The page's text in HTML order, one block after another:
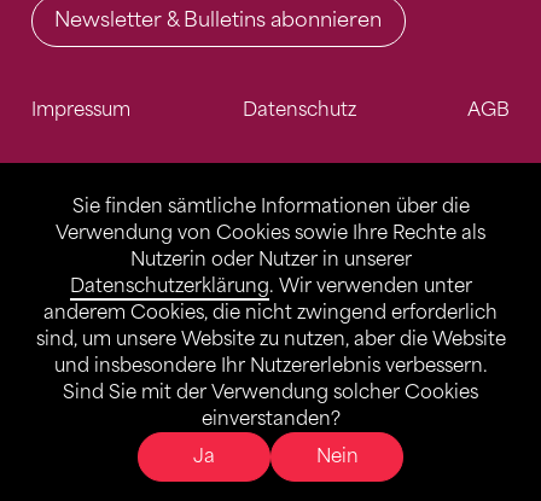
Sie finden sämtliche Informationen über die
Verwendung von Cookies sowie Ihre Rechte als
Nutzerin oder Nutzer in unserer
Datenschutzerklärung. Wir verwenden unter
anderem Cookies, die nicht zwingend erforderlich
sind, um unsere Website zu nutzen, aber die Website
und insbesondere Ihr Nutzererlebnis verbessern.
Sind Sie mit der Verwendung solcher Cookies
einverstanden?
Ja
Nein
Newsletter & Bulletins abonnieren
Impressum Datenschutz AGB